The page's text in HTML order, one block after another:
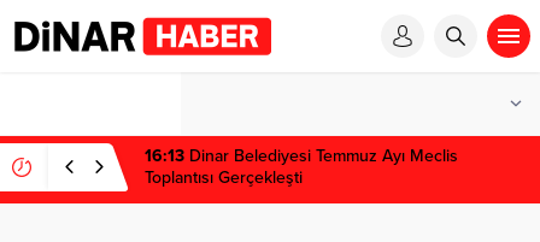
16:13 Dinar Belediyesi Temmuz Ayı Meclis
Toplantısı Gerçekleşti